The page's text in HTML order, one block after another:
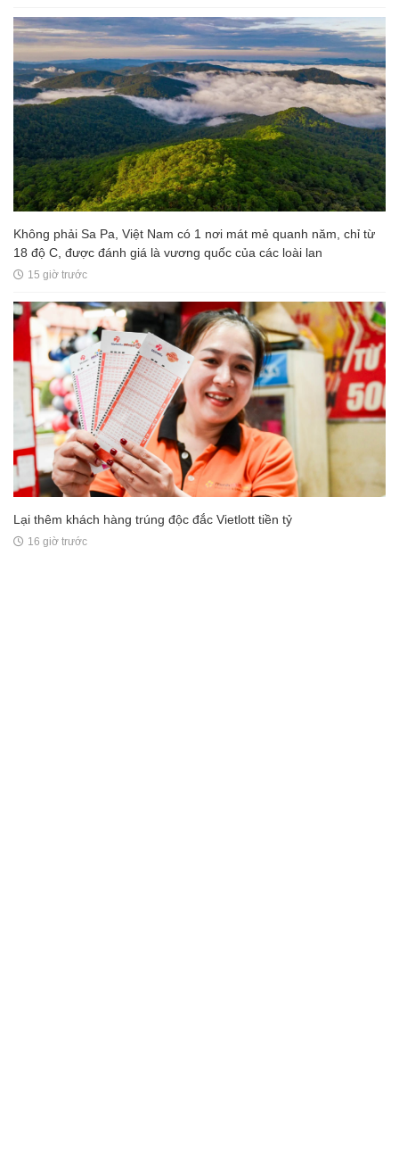
Không phải Sa Pa, Việt Nam có 1 nơi mát mẻ quanh năm, chỉ từ
18 độ C, được đánh giá là vương quốc của các loài lan
15 giờ trước
Lại thêm khách hàng trúng độc đắc Vietlott tiền tỷ
16 giờ trước